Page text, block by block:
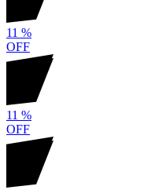
11 %
OFF
11 %
OFF